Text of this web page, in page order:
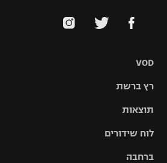
VOD
רץ ברשת
תוצאות
לוח שידורים
ברחבה